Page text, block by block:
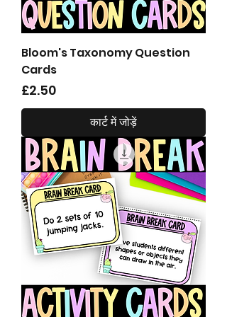
Bloom's Taxonomy Question
Cards
मूल्य
£2.50
कार्ट में जोड़ें